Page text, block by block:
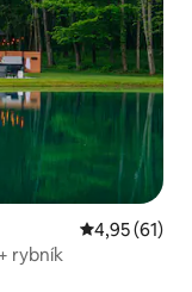
Priemerné
4,95 (61)
rybník